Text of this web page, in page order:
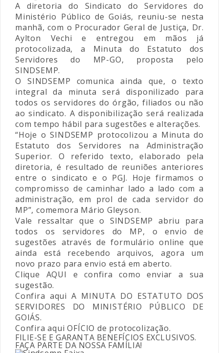
A diretoria do Sindicato do Servidores do
Ministério Público de Goiás, reuniu-se nesta
manhã, com o Procurador Geral de Justiça, Dr.
Aylton Vechi e entregou em mãos já
protocolizada, a Minuta do Estatuto dos
Servidores do MP-GO, proposta pelo
SINDSEMP.
O SINDSEMP comunica ainda que, o texto
integral da minuta será disponilizado para
todos os servidores do órgão, filiados ou não
ao sindicato. A disponibilização será realizada
com tempo hábil para sugestões e alterações.
“Hoje o SINDSEMP protocolizou a Minuta do
Estatuto dos Servidores na Administração
Superior. O referido texto, elaborado pela
diretoria, é resultado de reuniões anteriores
entre o sindicato e o PGJ. Hoje firmamos o
compromisso de caminhar lado a lado com a
administração, em prol de cada servidor do
MP”, comemora Mário Gleyson.
Vale ressaltar que o SINDSEMP abriu para
todos os servidores do MP, o envio de
sugestões através de formulário online que
ainda está recebendo arquivos, agora um
novo prazo para envio está em aberto.
Clique AQUI
e confira como enviar a sua
sugestão.
Confira aqui A MINUTA DO ESTATUTO DOS
SERVIDORES DO MINISTÉRIO PÚBLICO DE
GOIÁS.
Confira aquiOFÍCIOde protocolização.
FILIE-SE E GARANTA BENEFÍCIOS EXCLUSIVOS.
FAÇA PARTE DA NOSSA FAMÍLIA!